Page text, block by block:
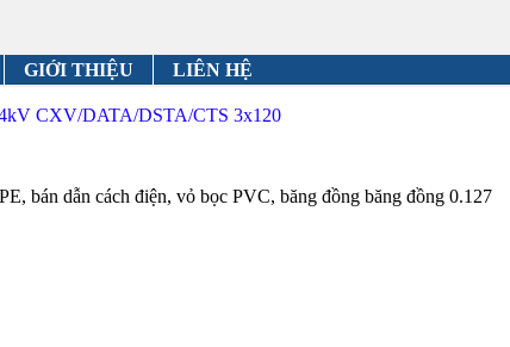
GIỚI THIỆU LIÊN HỆ
CXV/DATA/DSTA/CTS 3x120
bán dẫn cách điện, vỏ bọc PVC, băng đồng băng đồng 0.127